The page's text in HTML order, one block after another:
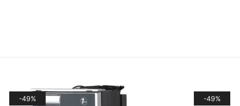
-49% -49%